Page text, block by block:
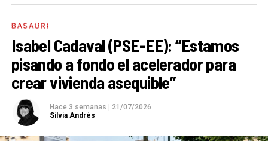
BASAURI
Isabel Cadaval (PSE-EE): “Estamos
pisando a fondo el acelerador para
crear vivienda asequible”
Hace 3 semanas
21/07/2026
Silvia Andrés